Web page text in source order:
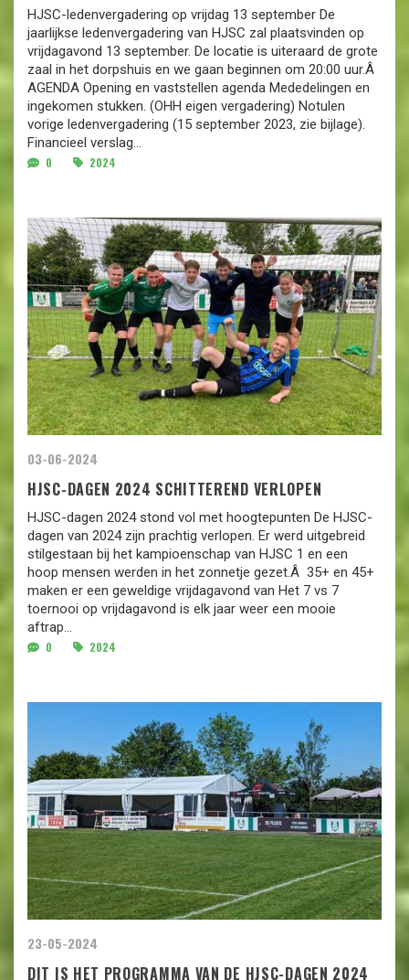
HJSC-ledenvergadering op vrijdag 13 september De
jaarlijkse ledenvergadering van HJSC zal plaatsvinden op
vrijdagavond 13 september. De locatie is uiteraard de grote
zaal in het dorpshuis en we gaan beginnen om 20:00 uur.Â
AGENDA Opening en vaststellen agenda Mededelingen en
ingekomen stukken. (OHH eigen vergadering) Notulen
vorige ledenvergadering (15 september 2023, zie bijlage).
Financieel verslag...
0 2024
03-06-2024
HJSC-DAGEN 2024 SCHITTEREND VERLOPEN
HJSC-dagen 2024 stond vol met hoogtepunten De HJSC-
dagen van 2024 zijn prachtig verlopen. Er werd uitgebreid
stilgestaan bij het kampioenschap van HJSC 1 en een
hoop mensen werden in het zonnetje gezet.Â 35+ en 45+
maken er een geweldige vrijdagavond van Het 7 vs 7
toernooi op vrijdagavond is elk jaar weer een mooie
aftrap...
0 2024
23-05-2024
DIT IS HET PROGRAMMA VAN DE HJSC-DAGEN 2024